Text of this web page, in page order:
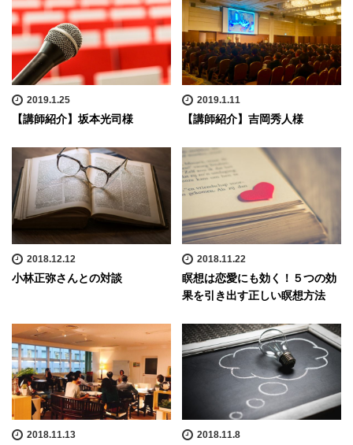
2019.1.25
【講師紹介】坂本光司様
2019.1.11
【講師紹介】吉岡秀人様
2018.12.12
小林正弥さんとの対談
2018.11.22
瞑想は恋愛にも効く！５つの効
果を引き出す正しい瞑想方法
2018.11.13 2018.11.8